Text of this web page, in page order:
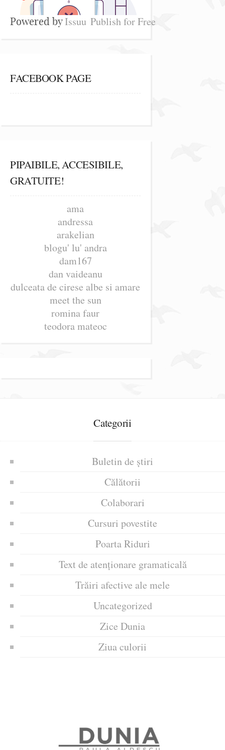
Powered byIssuu Publish for Free
FACEBOOK PAGE
PIPAIBILE, ACCESIBILE,
GRATUITE!
ama
andressa
arakelian
blogu' lu' andra
dam167
dan vaideanu
dulceata de cirese albe si amare
meet the sun
romina faur
teodora mateoc
Categorii
Buletin de știri
Călătorii
Colaborari
Cursuri povestite
Poarta Riduri
Text de atenționare gramaticală
Trăiri afective ale mele
Uncategorized
Zice Dunia
Ziua culorii